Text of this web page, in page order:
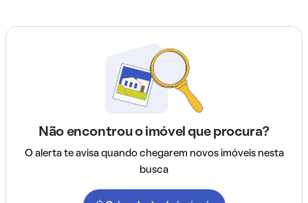
Não encontrou o imóvel que procura?
O alerta te avisa quando chegarem novos imóveis nesta
busca